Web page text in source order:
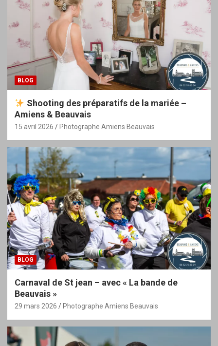
BLOG
Shooting des préparatifs de la mariée –
Amiens & Beauvais
15 avril 2026 Photographe Amiens Beauvais
BLOG
Carnaval de St jean – avec « La bande de
Beauvais »
29 mars 2026 Photographe Amiens Beauvais